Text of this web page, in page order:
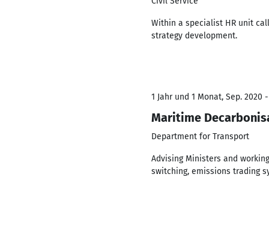
Within a specialist HR unit
strategy development.
1 Jahr und 1 Monat, Sep. 2020
Maritime
Department for Transport
Advising Ministers and
switching, emissions trading